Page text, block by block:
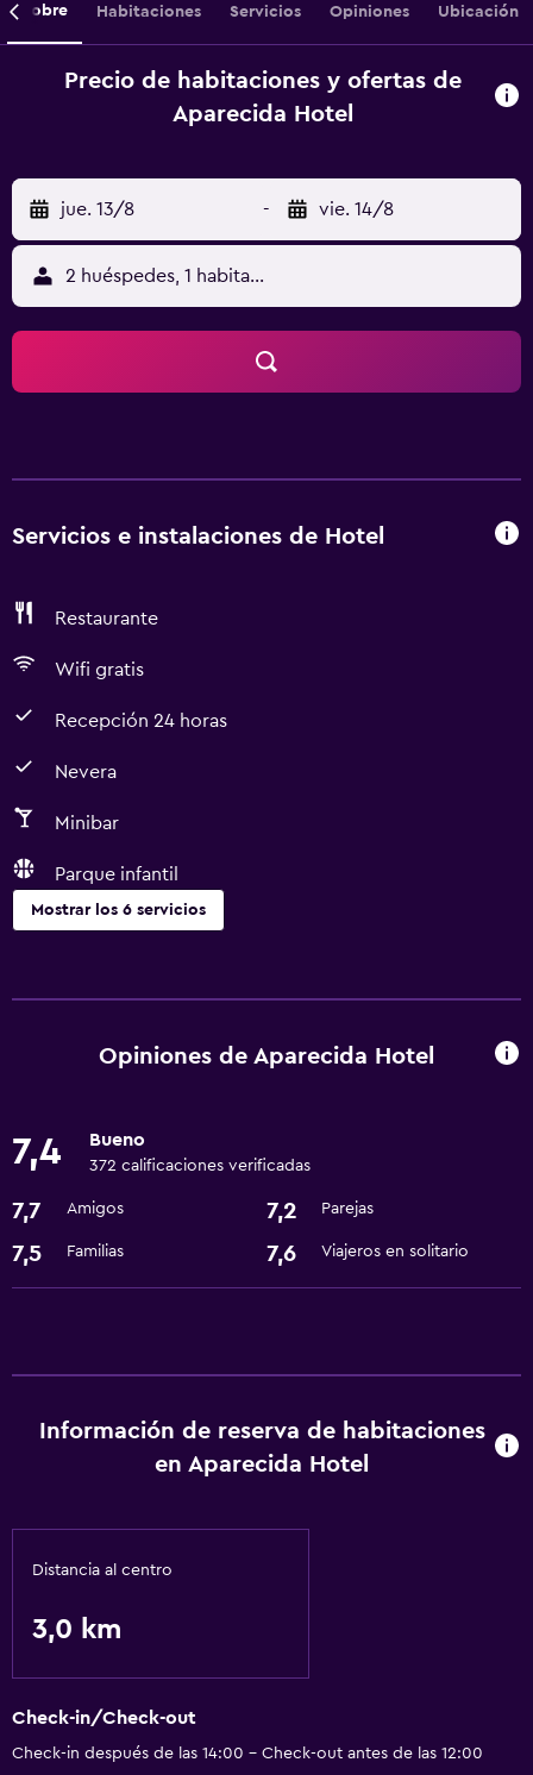
Sobre Habitaciones Servicios Opiniones Ubicación
Precio de habitaciones y ofertas de
Aparecida Hotel
jue. 13/8 - vie. 14/8
2 huéspedes, 1 habitación
Servicios e instalaciones de Hotel
Restaurante
Wifi gratis
Recepción 24 horas
Nevera
Minibar
Parque infantil
Mostrar los 6 servicios
Restaurante
Servicios y facilidades
Ideal para familias
Parque infantil
Opiniones de Aparecida Hotel
7,4 Bueno
372 calificaciones verificadas
7,7 Amigos 7,2 Parejas
7,5 Familias 7,6 Viajeros en solitario
Información de reserva de habitaciones
en Aparecida Hotel
Distancia al centro
3,0 km
Check-in/Check-out
Check-in después de las 14:00 - Check-out antes de las 12:00